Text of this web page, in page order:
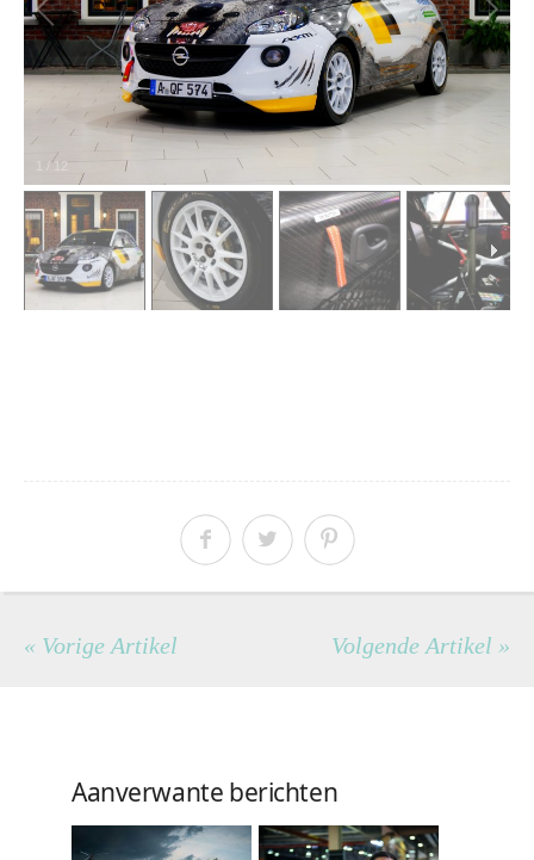
1 /12
« Vorige Artikel Volgende Artikel »
Aanverwante berichten